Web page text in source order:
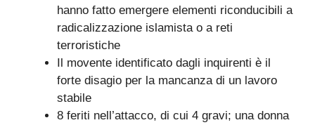
hanno fatto emergere elementi riconducibili a
radicalizzazione islamista o a reti
terroristiche
Il movente identificato dagli inquirenti è il
forte disagio per la mancanza di un lavoro
stabile
8 feriti nell’attacco, di cui 4 gravi; una donna